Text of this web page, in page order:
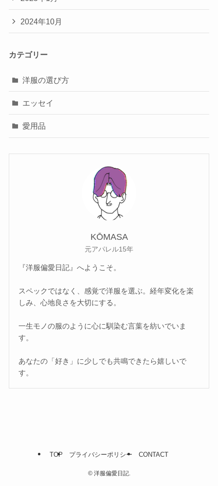
2024年10月
カテゴリー
洋服の選び方
エッセイ
愛用品
KŌMASA
元アパレル15年
『洋服偏愛日記』へようこそ。
スペックではなく、感覚で洋服を選ぶ。経年変化を楽
しみ、心地良さを大切にする。
一生モノの服のように心に馴染む言葉を紡いでいま
す。
あなたの「好き」に少しでも共鳴できたら嬉しいで
す。
TOP プライバシーポリシー CONTACT
©洋服偏愛日記.